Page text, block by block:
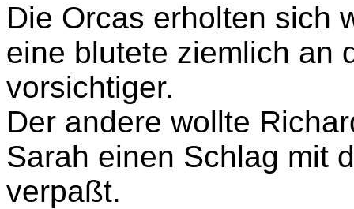
Die Orcas erholten sich
eine blutete ziemlich an
vorsichtiger.
Der andere wollte
Sarah einen Schlag mit
verpaßt.